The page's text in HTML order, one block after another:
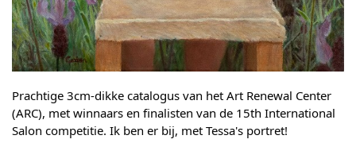
Prachtige 3cm-dikke catalogus van het Art Renewal Center
(ARC), met winnaars en finalisten van de 15th International
Salon competitie. Ik ben er bij, met Tessa's portret!